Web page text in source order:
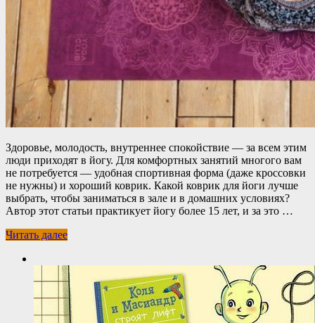
Здоровье, молодость, внутреннее спокойствие — за всем этим
люди приходят в йогу. Для комфортных занятий многого вам
не потребуется — удобная спортивная форма (даже кроссовки
не нужны) и хороший коврик. Какой коврик для йоги лучше
выбрать, чтобы заниматься в зале и в домашних условиях?
Автор этот статьи практикует йогу более 15 лет, и за это …
Читать далее